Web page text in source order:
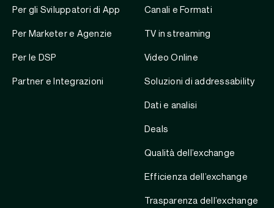
Per gli Sviluppatori di App
Per Marketer e Agenzie
Per le DSP
Partner e Integrazioni
Canali e Formati
TV in streaming
Video Online
Soluzioni di addressability
Dati e analisi
Deals
Qualità dell’exchange
Efficienza dell’exchange
Trasparenza dell’exchange